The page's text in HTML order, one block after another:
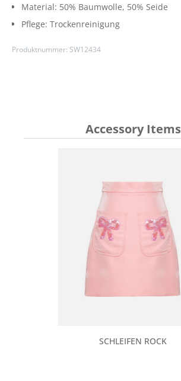
Material: 50% Baumwolle, 50% Seide
Pflege: Trockenreinigung
Produktnummer: SW12434
Accessory Items
SCHLEIFEN ROCK